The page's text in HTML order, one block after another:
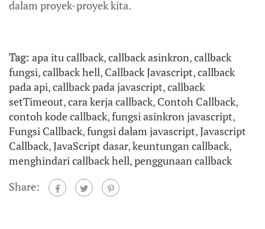
dalam proyek-proyek kita.
Tag: apa itu callback,callback asinkron,callback
fungsi,callback hell, Callback Javascript,callback
pada api,callback pada javascript,callback
setTimeout,cara kerja callback, Contoh Callback,
contoh kode callback,fungsi asinkron javascript,
Fungsi Callback,fungsi dalam javascript,Javascript
Callback,JavaScript dasar,keuntungan callback,
menghindari callback hell,penggunaan callback
Share: